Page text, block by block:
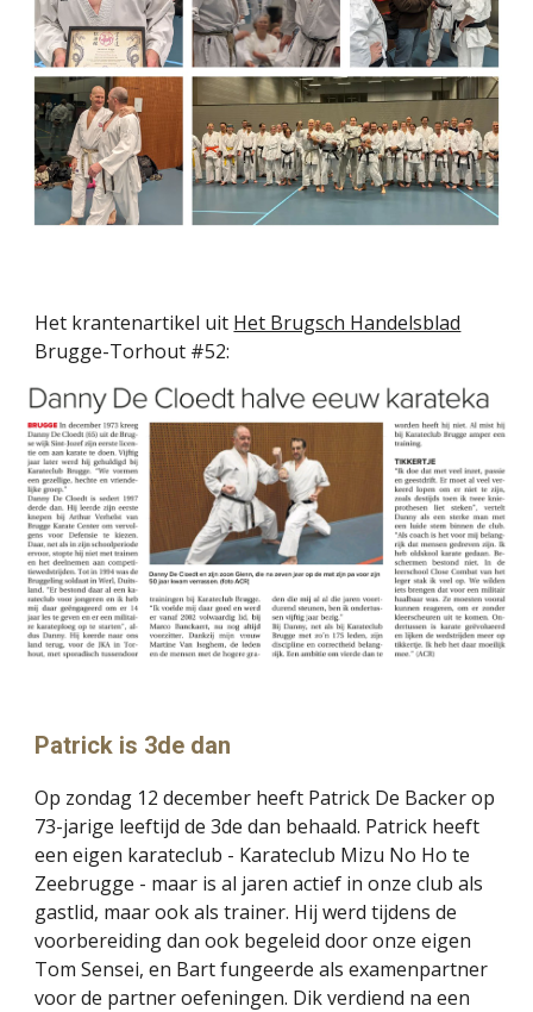
Het krantenartikel uit Het Brugsch Handelsblad
Brugge-Torhout #52:
Patrick is 3de dan
Op zondag 12 december heeft Patrick De Backer op
73-jarige leeftijd de 3de dan behaald. Patrick heeft
een eigen karateclub - Karateclub Mizu No Ho te
Zeebrugge - maar is al jaren actief in onze club als
gastlid, maar ook als trainer. Hij werd tijdens de
voorbereiding dan ook begeleid door onze eigen
Tom Sensei, en Bart fungeerde als examenpartner
voor de partner oefeningen. Dik verdiend na een